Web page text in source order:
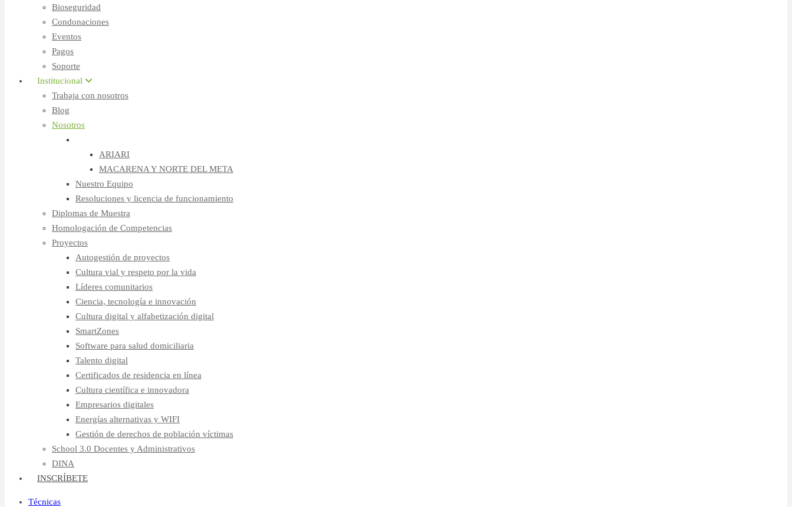
Bioseguridad
Condonaciones
Eventos
Pagos
Soporte
Institucional
Trabaja con nosotros
Blog
Nosotros
ARIARI
MACARENA Y NORTE DEL META
Nuestro Equipo
Resoluciones y licencia de funcionamiento
Diplomas de Muestra
Homologación de Competencias
Proyectos
Autogestión de proyectos
Cultura vial y respeto por la vida
Líderes comunitarios
Ciencia, tecnología e innovación
Cultura digital y alfabetización digital
SmartZones
Software para salud domiciliaria
Talento digital
Certificados de residencia en línea
Cultura científica e innovadora
Empresarios digitales
Energías alternativas y WIFI
Gestión de derechos de población víctimas
School 3.0 Docentes y Administrativos
DINA
INSCRÍBETE
Técnicas